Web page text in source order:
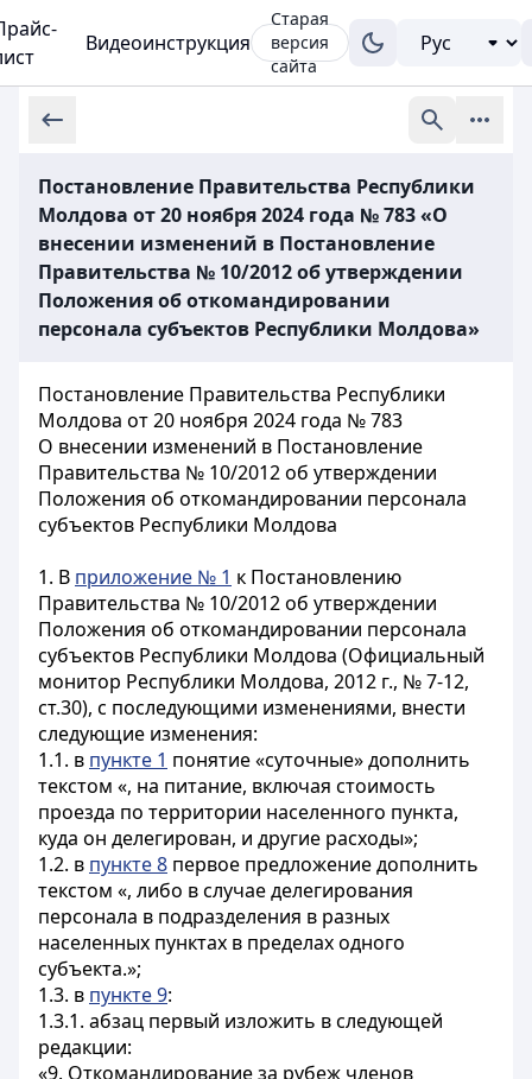
Видеоинструкция
Старая
версия
сайта
Постановление Правительства Республики
Молдова от 20 ноября 2024 года № 783 «О
внесении изменений в Постановление
Правительства № 10/2012 об утверждении
Положения об откомандировании
персонала субъектов Республики Молдова»
Постановление Правительства Республики
Молдова от 20 ноября 2024 года № 783
О внесении изменений в Постановление
Правительства № 10/2012 об утверждении
Положения об откомандировании персонала
субъектов Республики Молдова
1. В приложение № 1 к Постановлению
Правительства № 10/2012 об утверждении
Положения об откомандировании персонала
субъектов Республики Молдова (Официальный
монитор Республики Молдова, 2012 г., № 7-12,
ст.30), с последующими изменениями, внести
следующие изменения:
1.1. в пункте 1 понятие «суточные» дополнить
текстом «, на питание, включая стоимость
проезда по территории населенного пункта,
куда он делегирован, и другие расходы»;
1.2. в пункте 8 первое предложение дополнить
текстом «, либо в случае делегирования
персонала в подразделения в разных
населенных пунктах в пределах одного
субъекта.»;
1.3. в пункте 9:
1.3.1. абзац первый изложить в следующей
редакции:
«9. Откомандирование за рубеж членов